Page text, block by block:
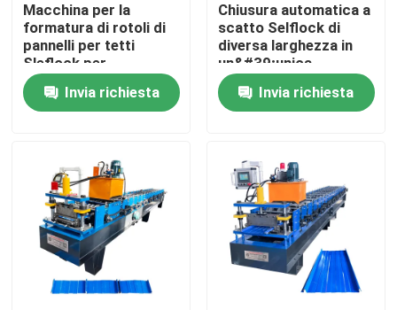
Casa
Circa noi
Giro della fabbrica
Controllo di qualità
Macchina per la
formatura di rotoli di
pannelli per tetti
Sleflock per
coperture residenziali
da 3 kWInvia richiesta
Chiusura automatica a
scatto Selflock di
diversa larghezza in
un&#39;unica
macchina
Invia richiesta